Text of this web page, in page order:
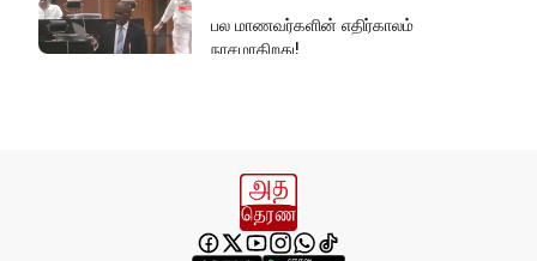
பல மாணவர்களின் எதிர்காலம்
நாசமாகிறது!
தமிழர் பகுதிகளில் ஏன் இவ்வாறு
நடக்கிறது?